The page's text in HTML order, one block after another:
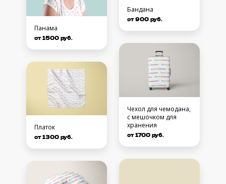
Панама
от 1500 руб.
Платок
от 1300 руб.
Бандана
от 900 руб.
Чехол для чемодана,
с мешочком для
хранения
от 1700 руб.